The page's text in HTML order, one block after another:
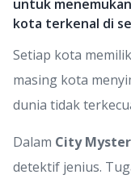
untuk
kota terkenal di
Setiap kota
masing kota
dunia tidak
Dalam City
detektif jenius.